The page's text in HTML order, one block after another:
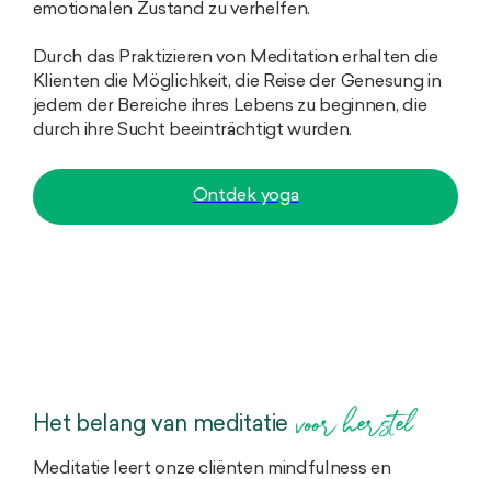
emotionalen Zustand zu verhelfen.
Durch das Praktizieren von Meditation erhalten die
Klienten die Möglichkeit, die Reise der Genesung in
jedem der Bereiche ihres Lebens zu beginnen, die
durch ihre Sucht beeinträchtigt wurden.
Ontdek yoga
Het belang van meditatie voor herstel
Meditatie leert onze cliënten mindfulness en